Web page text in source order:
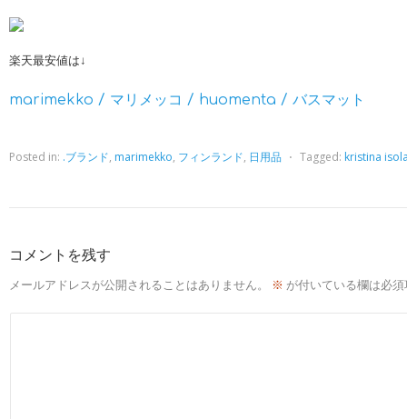
楽天最安値は↓
marimekko / マリメッコ / huomenta / バスマット
Posted in: .ブランド, marimekko, フィンランド, 日用品 ⋅ Tagged: kristina
コメントを残す
メールアドレスが公開されることはありません。
※ が付いている欄は必